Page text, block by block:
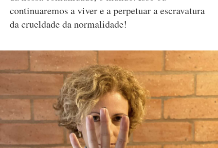
continuaremos a viver e a perpetuar a escravatura
da crueldade da normalidade!